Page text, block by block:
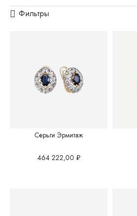
Фильтры
Серьги Эрмитаж
464 222,00 ₽